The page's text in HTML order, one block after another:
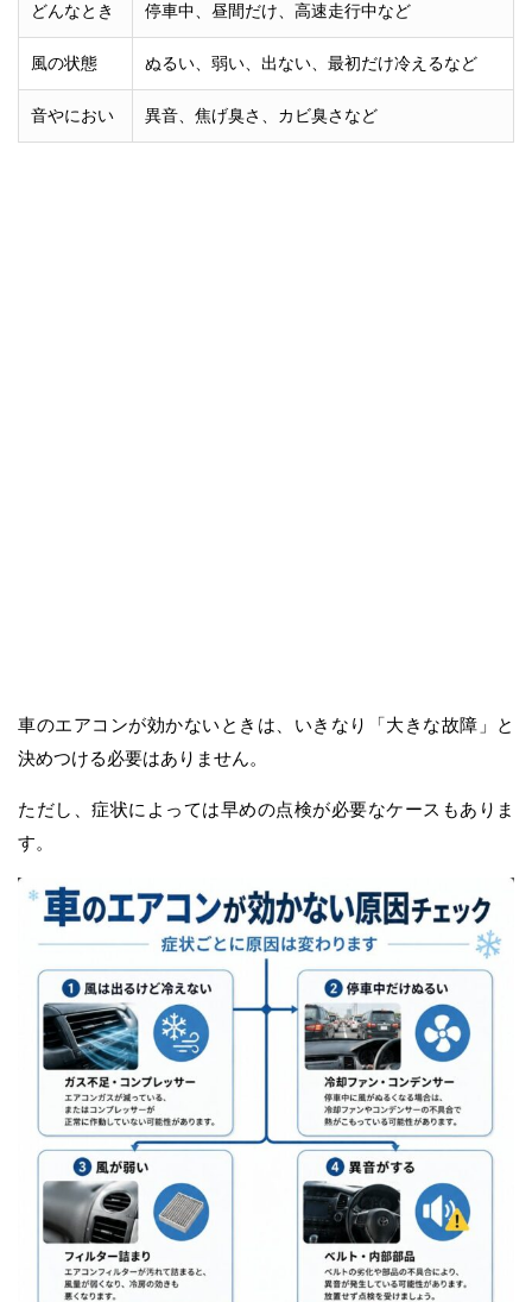
どんなとき 停車中、昼間だけ、高速走行中など
風の状態 ぬるい、弱い、出ない、最初だけ冷えるなど
音やにおい 異音、焦げ臭さ、カビ臭さなど
車のエアコンが効かないときは、いきなり「大きな故障」と
決めつける必要はありません。
ただし、症状によっては早めの点検が必要なケースもありま
す。